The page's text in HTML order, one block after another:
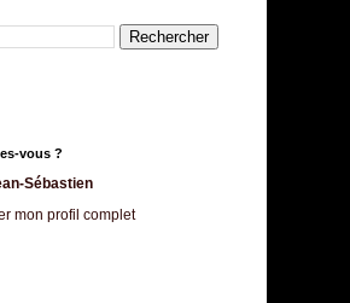
vous ?
Sébastien
mon profil complet